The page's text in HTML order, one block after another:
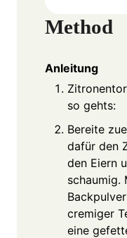
Method
Anleitung
so gehts:
Bereite
dafür den
den Eiern
schaumig.
cremiger
eine